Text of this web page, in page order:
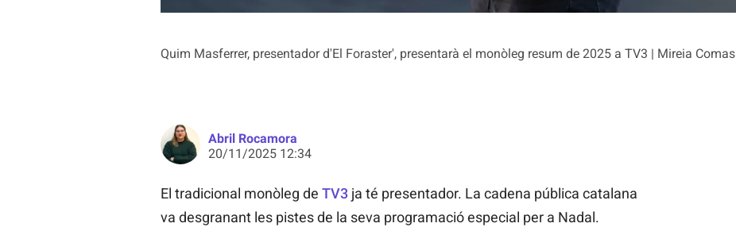
Quim Masferrer, presentador d'El Foraster', presentarà el monòleg resum de 2025 a TV3 | Mireia Comas
Abril Rocamora
20/11/2025 12:34
El tradicional monòleg de TV3ja té presentador. La cadena pública catalana
va desgranant les pistes de la seva programació especial per a Nadal.